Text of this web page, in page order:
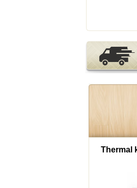
Thermal